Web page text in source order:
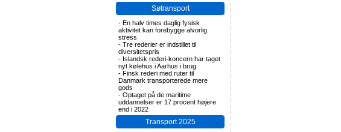
Søtransport
- En halv times daglig fysisk
aktivitet kan forebygge alvorlig
stress
- Tre rederier er indstillet til
diversitetspris
- Islandsk rederi-koncern har taget
nyt kølehus i Aarhus i brug
- Finsk rederi med ruter til
Danmark transporterede mere
gods
- Optaget på de maritime
uddannelser er 17 procent højere
end i 2022
Transport 2025